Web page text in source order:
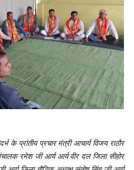
के प्रांतीय प्रचार मंत्री आचार्य विजय राठौर
रमेश जी आर्य आर्य वीर दल जिला सीहोर